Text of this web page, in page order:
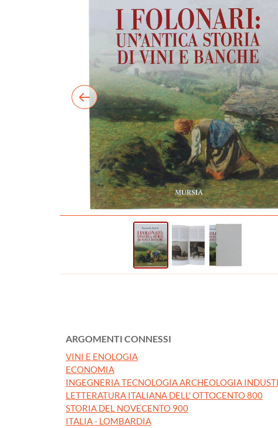
ARGOMENTI CONNESSI
VINI E ENOLOGIA
ECONOMIA
INGEGNERIA TECNOLOGIA ARCHEOLOGIA
LETTERATURA ITALIANA DELL' OTTOCENTO 800
STORIA DEL NOVECENTO 900
ITALIA - LOMBARDIA